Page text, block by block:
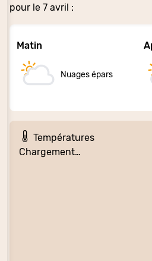
pour le 7 avril :
Matin
Nuages épars
Températures
Chargement…